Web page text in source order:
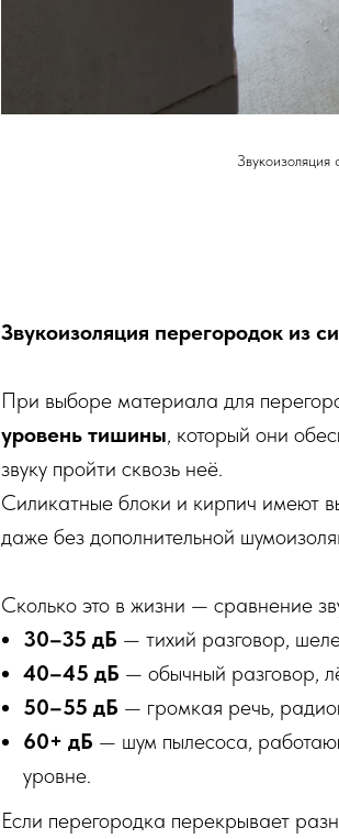
Звукоизоляция
Звукоизоляция перегородок из
При выборе материала для
уровень тишины, который они
звуку пройти сквозь неё.
Силикатные блоки и кирпич имеют
даже без дополнительной
Сколько это в жизни — сравнение
30–35 дБ — тихий разговор,
40–45 дБ — обычный разговор,
50–55 дБ — громкая речь,
60+ дБ — шум пылесоса,
уровне.
Если перегородка перекрывает